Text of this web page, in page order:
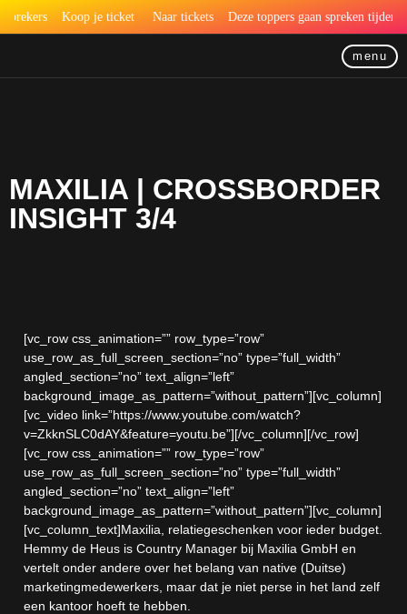
Koop je ticket Naar tickets Deze toppers gaan spreken tijdens
menu
MAXILIA | CROSSBORDER
INSIGHT 3/4
[vc_row css_animation=”” row_type=”row”
use_row_as_full_screen_section=”no” type=”full_width”
angled_section=”no” text_align=”left”
background_image_as_pattern=”without_pattern”][vc_column]
[vc_video link=”https://www.youtube.com/watch?
v=ZkknSLC0dAY&feature=youtu.be”][/vc_column][/vc_row]
[vc_row css_animation=”” row_type=”row”
use_row_as_full_screen_section=”no” type=”full_width”
angled_section=”no” text_align=”left”
background_image_as_pattern=”without_pattern”][vc_column]
[vc_column_text]Maxilia, relatiegeschenken voor ieder budget.
Hemmy de Heus is Country Manager bij Maxilia GmbH en
vertelt onder andere over het belang van native (Duitse)
marketingmedewerkers, maar dat je niet perse in het land zelf
een kantoor hoeft te hebben.